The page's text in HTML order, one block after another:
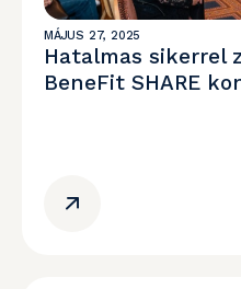
MÁJUS 27, 2025
Hatalmas sikerrel
BeneFit SHARE